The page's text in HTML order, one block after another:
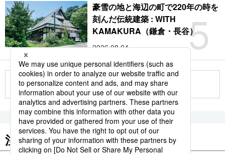
5
豪雪の地と海辺の町で220年の時を
刻んだ伝統建築 : WITH
KAMAKURA（鎌倉・長谷）
2026.08.04
もっと見る
注目のキーワード